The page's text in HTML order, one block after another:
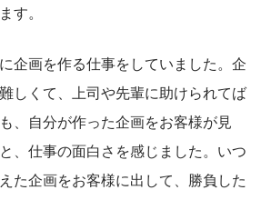
す。
企画を作る仕事をしていました。企
しくて、上司や先輩に助けられてば
、自分が作った企画をお客様が見
、仕事の面白さを感じました。いつ
た企画をお客様に出して、勝負した